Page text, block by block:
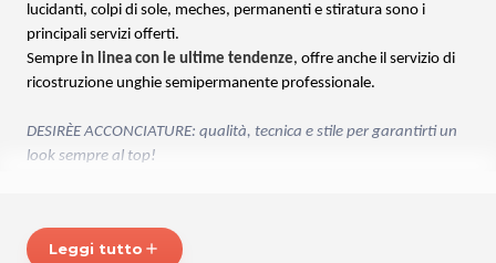
lucidanti, colpi di sole, meches, permanenti e stiratura sono i
principali servizi offerti.
Sempre in linea con le ultime tendenze, offre anche il servizio di
ricostruzione unghie semipermanente professionale.
DESIRÈE ACCONCIATURE: qualità, tecnica e stile per garantirti un
look sempre al top!
Martedì e Mercoledì: 9.00 – 17.00
Venerdì: 9.00 – 19.00
Leggi tutto add